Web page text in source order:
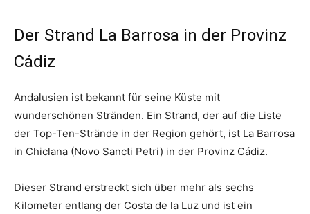
Der Strand La Barrosa in der Provinz
Cádiz
Andalusien ist bekannt für seine Küste mit
wunderschönen Stränden. Ein Strand, der auf die Liste
der Top-Ten-Strände in der Region gehört, ist La Barrosa
in Chiclana (Novo Sancti Petri) in der Provinz Cádiz.
Dieser Strand erstreckt sich über mehr als sechs
Kilometer entlang der Costa de la Luz und ist ein